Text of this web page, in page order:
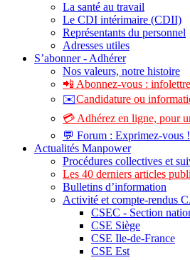
La santé au travail
Le CDI intérimaire (CDII)
Représentants du personnel
Adresses utiles
S’abonner - Adhérer
Nos valeurs, notre histoire
📲 Abonnez-vous :
✉️Candidature ou
💳 Adhérez en ligne, pour
💬 Forum : Exprimez-vous !
Actualités Manpower
Procédures collectives et
Les 40 derniers articles
Bulletins d’information
Activité et compte-rendus
CSEC - Section
CSE Siège
CSE Ile-de-France
CSE Est